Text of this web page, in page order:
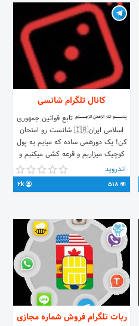
کانال تلگرام شانسی
﷽ تابع قوانین جمهوری
اسلامی ایران🇮🇷 شانست رو امتحان
کن! یک دورهمی ساده که میایم یه پول
کوچیک میزاریم و قرعه کشی میکنیم و
برنده میشیم. دارای نماد اعتماد ✅ 💻
https://app.shanssi.ir/💻
اندروید
2k
ربات تلگرام فروش شماره مجازی